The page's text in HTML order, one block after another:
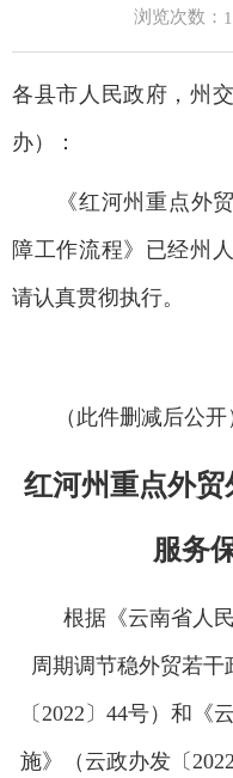
浏览次数：
各县市人民政府，州
办）：
《红河州重点外贸
障工作流程》已经州
请认真贯彻执行。
（此件删减后公开
红河州重点外
服务
根据《云南省人民
周期调节稳外贸若
〔2022〕44号）和《
施》（云政办发〔